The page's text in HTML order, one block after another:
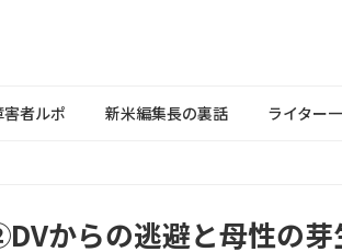
害者ルポ 新米編集長の裏話 ライター
からの逃避と母性の芽